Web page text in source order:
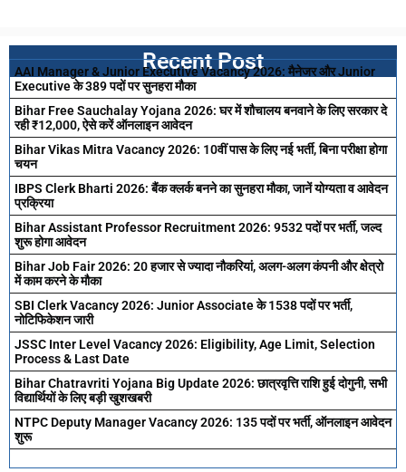
Recent Post
AAI Manager & Junior Executive Vacancy 2026: मैनेजर और Junior
Executive के 389 पदों पर सुनहरा मौका
Bihar Free Sauchalay Yojana 2026: घर में शौचालय बनवाने के लिए सरकार दे
रही ₹12,000, ऐसे करें ऑनलाइन आवेदन
Bihar Vikas Mitra Vacancy 2026: 10वीं पास के लिए नई भर्ती, बिना परीक्षा होगा
चयन
IBPS Clerk Bharti 2026: बैंक क्लर्क बनने का सुनहरा मौका, जानें योग्यता व आवेदन
प्रक्रिया
Bihar Assistant Professor Recruitment 2026: 9532 पदों पर भर्ती, जल्द
शुरू होगा आवेदन
Bihar Job Fair 2026: 20 हजार से ज्यादा नौकरियां, अलग-अलग कंपनी और क्षेत्रो
में काम करने के मौका
SBI Clerk Vacancy 2026: Junior Associate के 1538 पदों पर भर्ती,
नोटिफिकेशन जारी
JSSC Inter Level Vacancy 2026: Eligibility, Age Limit, Selection
Process & Last Date
Bihar Chatravriti Yojana Big Update 2026: छात्रवृत्ति राशि हुई दोगुनी, सभी
विद्यार्थियों के लिए बड़ी खुशखबरी
NTPC Deputy Manager Vacancy 2026: 135 पदों पर भर्ती, ऑनलाइन आवेदन
शुरू